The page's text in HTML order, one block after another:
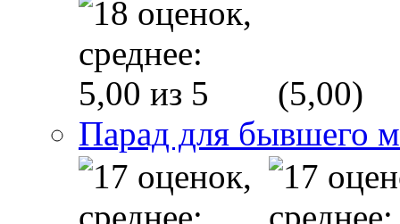
(5,00)
Парад для бывшего